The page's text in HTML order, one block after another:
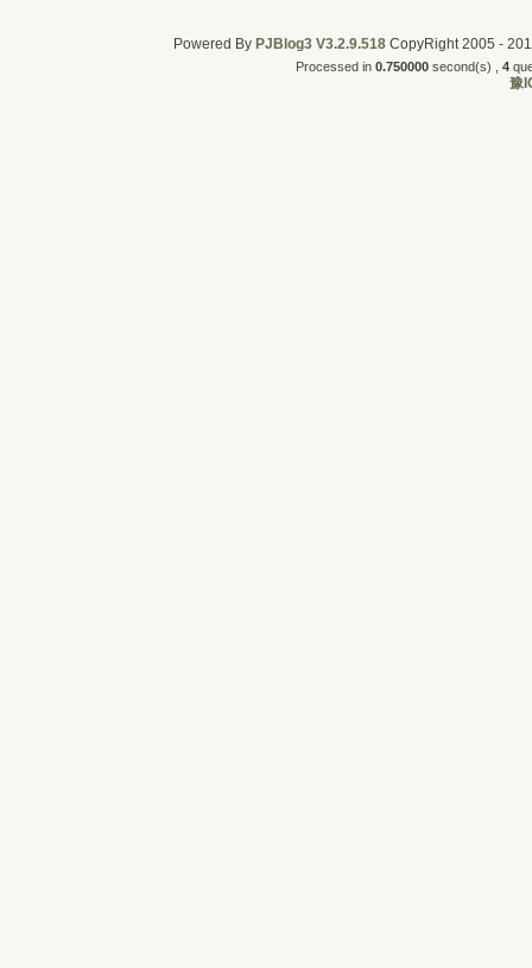
Powered By PJBlog3 V3.2.9.518CopyRight 2005 -
Processed in 0.750000second(s) , 4
豫